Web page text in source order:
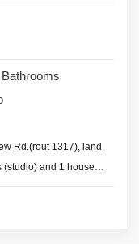
Bathrooms
Rd.(rout 1317), land
(studio) and 1 house